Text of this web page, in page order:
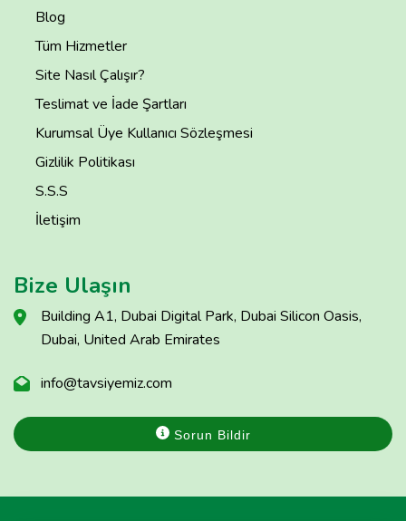
Blog
Tüm Hizmetler
Site Nasıl Çalışır?
Teslimat ve İade Şartları
Kurumsal Üye Kullanıcı Sözleşmesi
Gizlilik Politikası
S.S.S
İletişim
Bize Ulaşın
Building A1, Dubai Digital Park, Dubai Silicon Oasis,
Dubai, United Arab Emirates
info@tavsiyemiz.com
Sorun Bildir